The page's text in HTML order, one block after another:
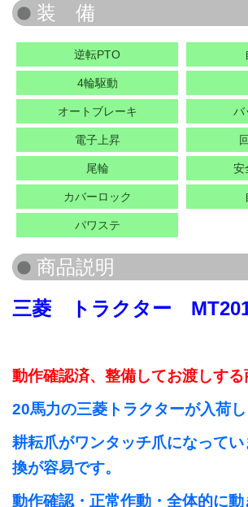
逆転PTO
4輪駆動
オートブレーキ バ
電子上昇
尾輪 安
カバーロック
パワステ
三菱 トラクター
動作確認済、整備してお渡しする
20馬力の三菱トラクターが入荷し
耕耘爪がワンタッチ爪になって
換が容易です。
動作確認・正常作動・全体的に動